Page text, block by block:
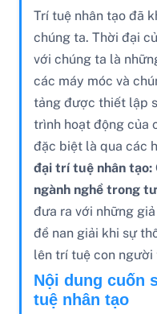
Trí tuệ nhân tạo đã
chúng ta. Thời đại
với chúng ta là
các máy móc và
tảng được thiết lập
trình hoạt động của
đặc biệt là qua các
đại trí tuệ nhân tạo:
ngành nghề trong
đưa ra với những
đề nan giải khi sự
lên trí tuệ con
Nội dung cuốn
tuệ nhân tạo